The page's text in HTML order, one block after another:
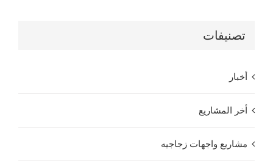
تصنيفات
أخبار
أخر المشاريع
مشاريع واجهات زجاجيه